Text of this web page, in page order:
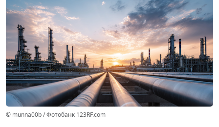
© munna00b / Фотобанк 123RF.com